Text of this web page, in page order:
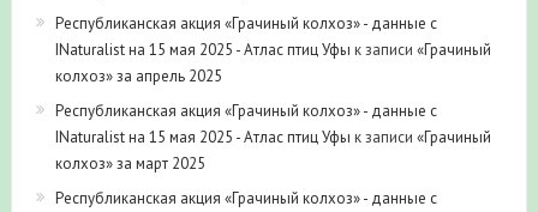
Республиканская акция «Грачиный колхоз» - данные с
INaturalist на 15 мая 2025 - Атлас птиц Уфы к записи «Грачиный
колхоз» за апрель 2025
Республиканская акция «Грачиный колхоз» - данные с
INaturalist на 15 мая 2025 - Атлас птиц Уфы к записи «Грачиный
колхоз» за март 2025
Республиканская акция «Грачиный колхоз» - данные с